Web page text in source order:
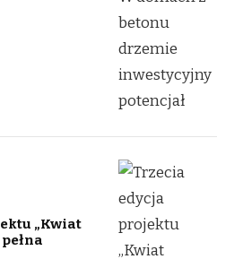
„Kwiat